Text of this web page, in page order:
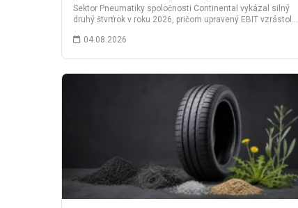
Sektor Pneumatiky spoločnosti Continental vykázal silný
druhý štvrťrok v roku 2026, pričom upravený EBIT vzrástol…
04.08.2026